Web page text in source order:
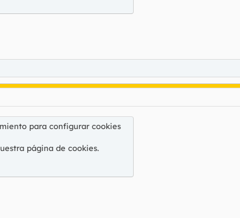
para configurar cookies
página de cookies.